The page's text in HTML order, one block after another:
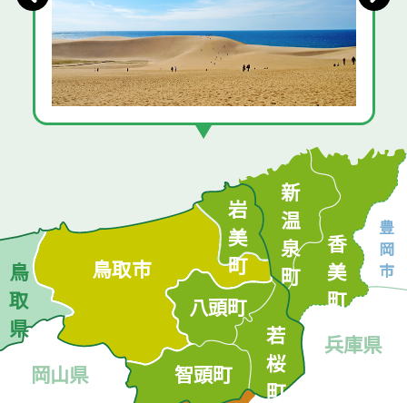
豊岡市
岡山県
兵庫県
香美町
新温泉町
鳥取市
八頭町
智頭町 若桜町
岩美町
鳥取県